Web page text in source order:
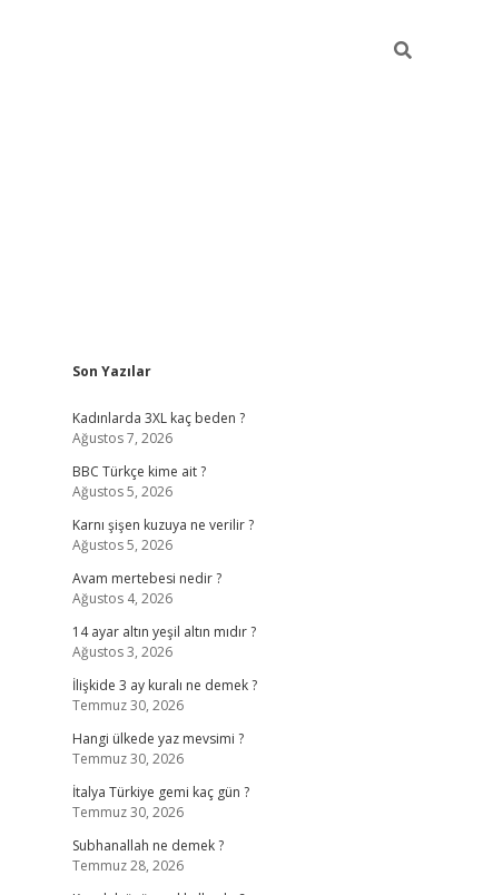
Sidebar
Son Yazılar
Kadınlarda 3XL kaç beden ?
Ağustos 7, 2026
BBC Türkçe kime ait ?
Ağustos 5, 2026
Karnı şişen kuzuya ne verilir ?
Ağustos 5, 2026
Avam mertebesi nedir ?
Ağustos 4, 2026
14 ayar altın yeşil altın mıdır ?
Ağustos 3, 2026
İlişkide 3 ay kuralı ne demek ?
Temmuz 30, 2026
Hangi ülkede yaz mevsimi ?
Temmuz 30, 2026
İtalya Türkiye gemi kaç gün ?
Temmuz 30, 2026
Subhanallah ne demek ?
Temmuz 28, 2026